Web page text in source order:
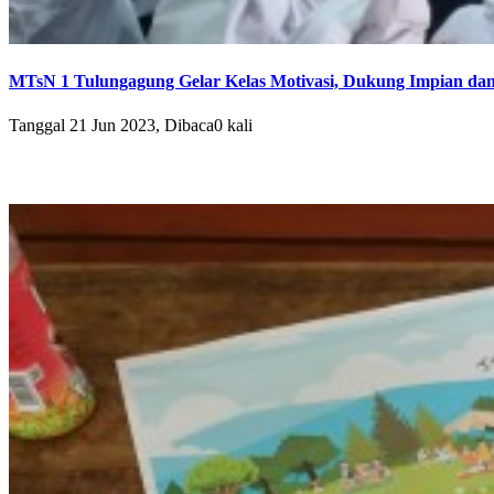
MTsN 1 Tulungagung Gelar Kelas Motivasi, Dukung Impian
Tanggal 21 Jun 2023, Dibaca0 kali